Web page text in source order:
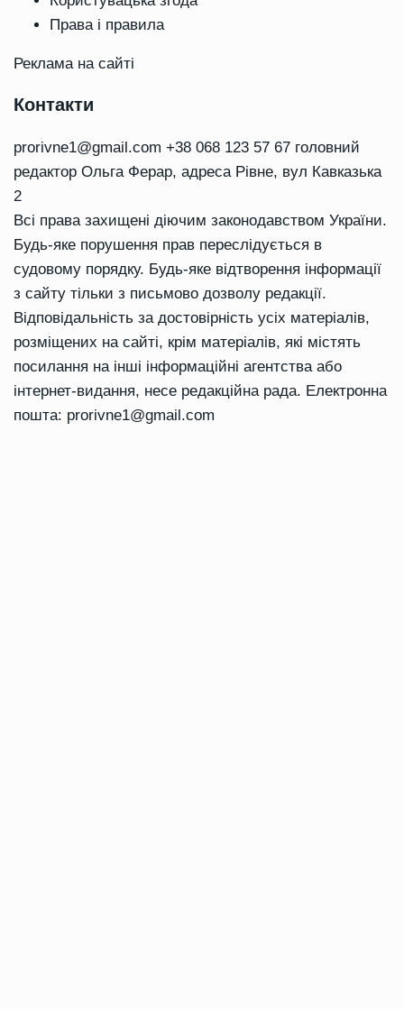
Права і правила
Реклама на сайті
Контакти
prorivne1@gmail.com +38 068 123 57 67 головний
редактор Ольга Ферар, адреса Рівне, вул Кавказька
2
Всі права захищені діючим законодавством України.
Будь-яке порушення прав переслідується в
судовому порядку. Будь-яке відтворення інформації
з сайту тільки з письмово дозволу редакції.
Відповідальність за достовірність усіх матеріалів,
розміщених на сайті, крім матеріалів, які містять
посилання на інші інформаційні агентства або
інтернет-видання, несе редакційна рада. Електронна
пошта: prorivne1@gmail.com